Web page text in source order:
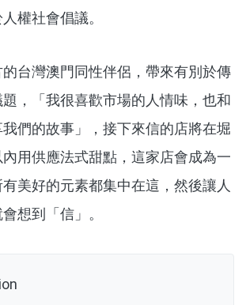
權社會倡議。
灣澳門同性伴侶，帶來有別於傳
，「我很喜歡市場的人情味，也和
們的故事」，接下來信的店將在堀
用供應法式甜點，這家店會成為一
美好的元素都集中在這，然後讓人
想到「信」。